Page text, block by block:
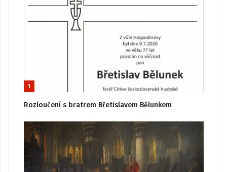
1
Rozloučení s bratrem Břetislavem Bělunkem